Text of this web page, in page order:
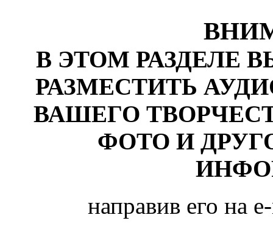
В ЭТОМ РАЗДЕЛЕ
РАЗМЕСТИТЬ
ВАШЕГО
ФОТО И
направив его на